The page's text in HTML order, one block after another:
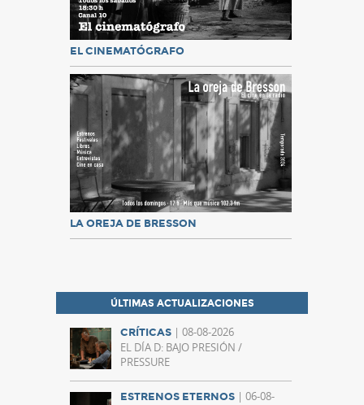
EL CINEMATÓGRAFO
LA OREJA DE BRESSON
ÚLTIMAS ACTUALIZACIONES
CRÍTICAS | 08-08-2026
EL DÍA D: BAJO PRESIÓN /
PRESSURE
ESTRENOS ETERNOS | 06-08-